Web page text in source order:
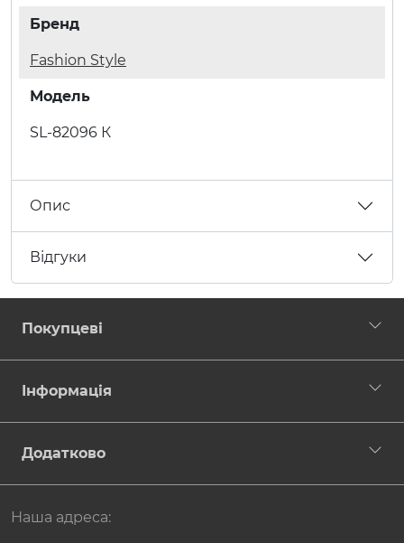
Бренд
Fashion Style
Модель
SL-82096 К
Опис
Відгуки
Покупцеві
Інформація
Додатково
Наша адреса: